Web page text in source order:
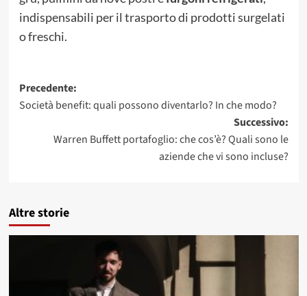
indispensabili per il trasporto di prodotti surgelati
o freschi.
Navigazione
articolo
Precedente:
Società benefit: quali possono diventarlo? In che modo?
Successivo:
Warren Buffett portafoglio: che cos’è? Quali sono le
aziende che vi sono incluse?
Altre storie